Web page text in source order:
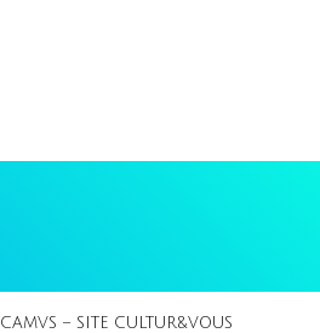
CAMVS – SITE CULTUR&VOUS